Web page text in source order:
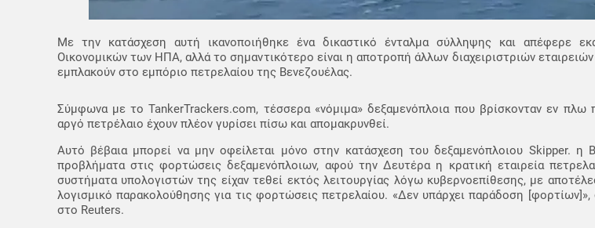
Με την κατάσχεση αυτή ικανοποιήθηκε ένα δικαστικό ένταλμα σύλληψης και απέφερε
Οικονομικών των ΗΠΑ, αλλά το σημαντικότερο είναι η αποτροπή άλλων διαχειριστριών
εμπλακούν στο εμπόριο πετρελαίου της Βενεζουέλας.
Σύμφωνα με το TankerTrackers.com, τέσσερα «νόμιμα» δεξαμενόπλοια που βρίσκονταν εν
αργό πετρέλαιο έχουν πλέον γυρίσει πίσω και απομακρυνθεί.
Αυτό βέβαια μπορεί να μην οφείλεται μόνο στην κατάσχεση του δεξαμενόπλοιου Skipper. η
προβλήματα στις φορτώσεις δεξαμενόπλοιων, αφού την Δευτέρα η κρατική εταιρεία
συστήματα υπολογιστών της είχαν τεθεί εκτός λειτουργίας λόγω κυβερνοεπίθεσης, με
λογισμικό παρακολούθησης για τις φορτώσεις πετρελαίου. «Δεν υπάρχει παράδοση
στο Reuters.